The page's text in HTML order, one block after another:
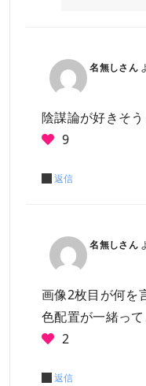
名無しさん
陰謀論が好きそ
9
返信
名無しさん
画像2枚目が何を
色配置が一緒っ
2
返信